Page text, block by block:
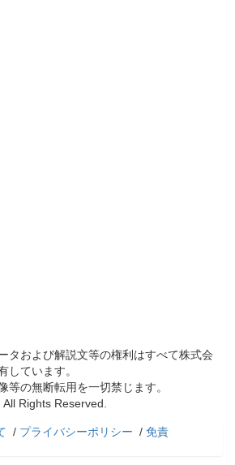
タおよび解説文等の権利はすべて株式会
しています。
等の無断転用を一切禁じます。
Rights Reserved.
/ プライバシーポリシー / 免責